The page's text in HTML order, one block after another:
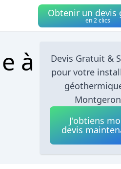
Obtenir un devis
en 2 clics
à
Devis Gratuit &
pour votre
Montgeron
J'obtiens
devis